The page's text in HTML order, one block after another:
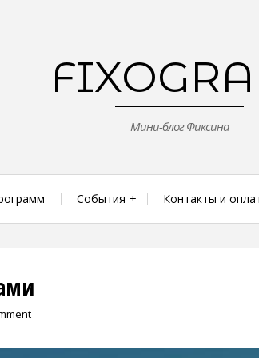
Мини-блог Фиксина
События Контакты и